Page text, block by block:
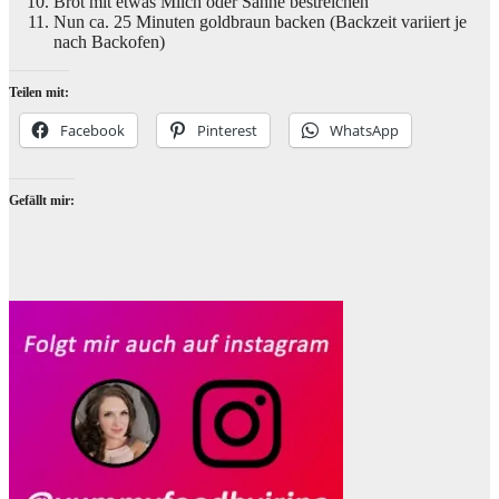
Nun ca. 25 Minuten goldbraun backen (Backzeit variiert je
nach Backofen)
Teilen mit:
Facebook Pinterest WhatsApp
Gefällt mir: